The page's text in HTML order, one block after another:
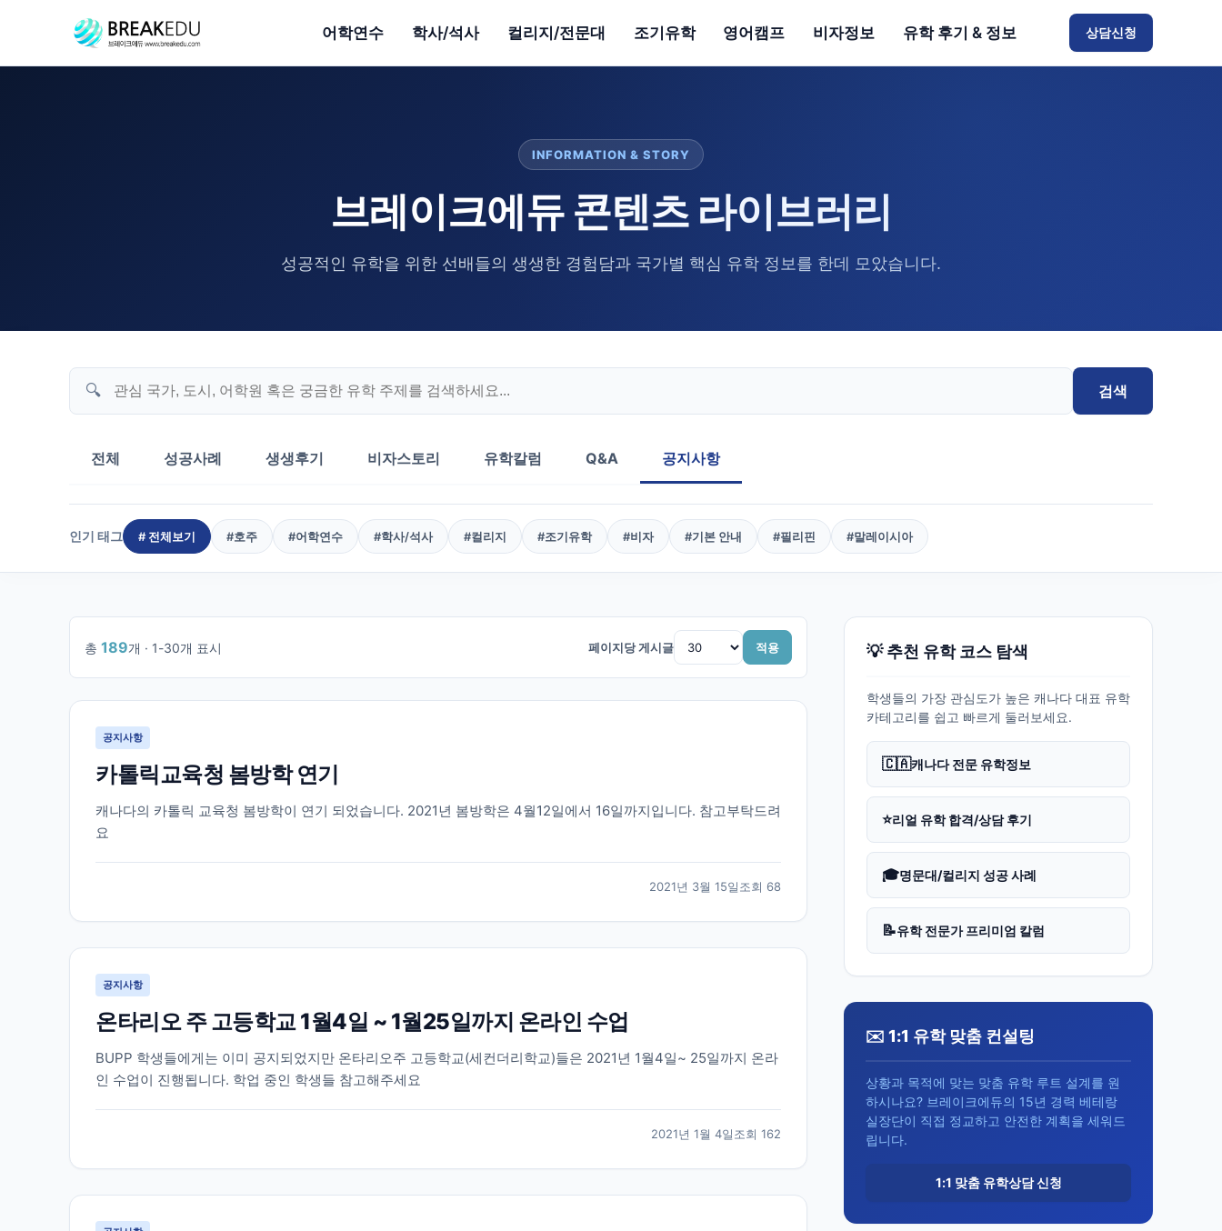
어학연수 학사/석사 컬리지/전문대 조기유학 영어캠프 비자정보 유학 후기 & 정보 상담신청
INFORMATION & STORY
브레이크에듀 콘텐츠 라이브러리
성공적인 유학을 위한 선배들의 생생한 경험담과 국가별 핵심 유학 정보를 한데 모았습니다.
🔍 검색
전체 성공사례 생생후기 비자스토리 유학칼럼 Q&A 공지사항
인기 태그 # 전체보기 #호주 #어학연수 #학사/석사 #컬리지 #조기유학 #비자 #기본 안내 #필리핀 #말레이시아
총 189개 · 1-30개 표시 페이지당 게시글 적용
1/7
공지사항
카톨릭교육청 봄방학 연기
캐나다의 카톨릭 교육청 봄방학이 연기 되었습니다. 2021년 봄방학은 4월12일에서 16일까지입니다. 참고부탁드려
요
2021년 3월 15일조회 68
공지사항
온타리오 주 고등학교 1월4일 ~ 1월25일까지 온라인 수업
BUPP 학생들에게는 이미 공지되었지만 온타리오주 고등학교(세컨더리학교)들은 2021년 1월4일~ 25일까지 온라
인 수업이 진행됩니다. 학업 중인 학생들 참고해주세요
2021년 1월 4일조회 162
💡 추천 유학 코스 탐색
학생들의 가장 관심도가 높은 캐나다 대표 유학
카테고리를 쉽고 빠르게 둘러보세요.
🇨🇦캐나다 전문 유학정보
⭐리얼 유학 합격/상담 후기
🎓명문대/컬리지 성공 사례
📝유학 전문가 프리미엄 칼럼
✉️ 1:1 유학 맞춤 컨설팅
상황과 목적에 맞는 맞춤 유학 루트 설계를 원
하시나요? 브레이크에듀의 15년 경력 베테랑
실장단이 직접 정교하고 안전한 계획을 세워드
립니다.
1:1 맞춤 유학상담 신청